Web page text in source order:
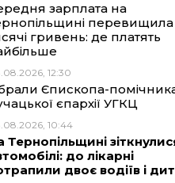
зарплата на
перевищила
гривень: де платять
12:30
Єпископа-
єпархії УГКЦ
10:44
Тернопільщині
до лікарні
двоє водіїв і